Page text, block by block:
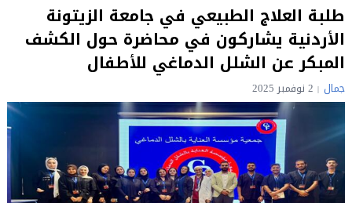
طلبة العلاج الطبيعي في جامعة الزيتونة
الأردنية يشاركون في محاضرة حول الكشف
المبكر عن الشلل الدماغي للأطفال
جمال 2 نوفمبر 2025